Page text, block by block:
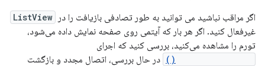
اگر مراقب نباشید می توانید به طور تصادفی بازیافت را در ListView
غیرفعال کنید. اگر هر بار که آیتمی روی صفحه نمایش داده می‌شود،
تورم را مشاهده می‌کنید، بررسی کنید که اجرای
در حال بررسی، اتصال مجدد و بازگشت